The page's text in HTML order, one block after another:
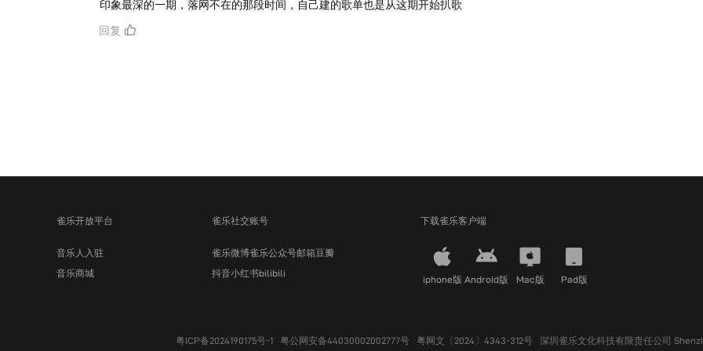
印象最深的一期，落网不在的那段时间，自己建的歌单也是从这期开始扒歌
回复
雀乐开放平台
音乐人入驻
音乐商城
雀乐社交账号
雀乐微博雀乐公众号邮箱豆瓣
抖音小红书bilibili
下载雀乐客户端
iphone版 Android版 Mac版 Pad版
粤ICP备2024190175号-1 粤公网安备44030002002777号 粤网文〔2024〕4343-312号 深圳雀乐文化科技有限责任公司